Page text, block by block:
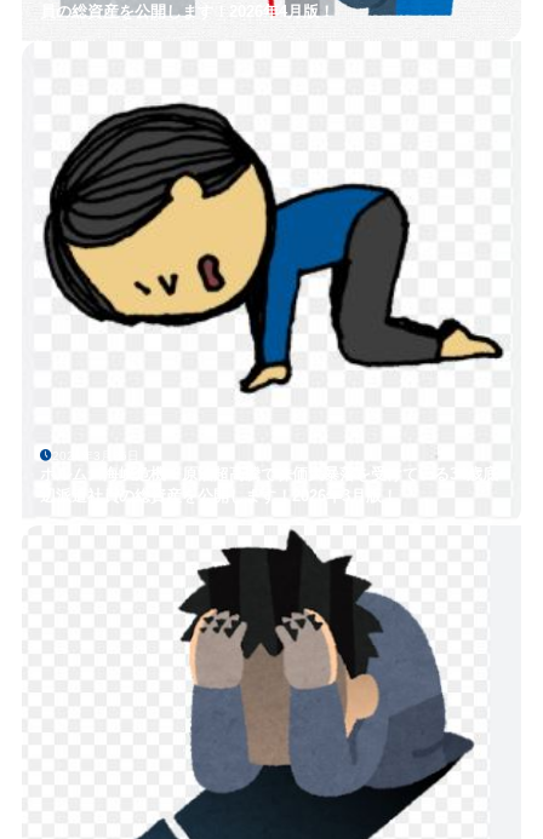
員の総資産を公開します！2026年4月版！
2026年3月25日